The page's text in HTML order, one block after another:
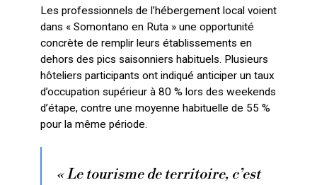
Les professionnels de l’hébergement local voient
dans « Somontano en Ruta » une opportunité
concrète de remplir leurs établissements en
dehors des pics saisonniers habituels. Plusieurs
hôteliers participants ont indiqué anticiper un taux
d’occupation supérieur à 80 % lors des weekends
d’étape, contre une moyenne habituelle de 55 %
pour la même période.
« Le tourisme de territoire, c’est